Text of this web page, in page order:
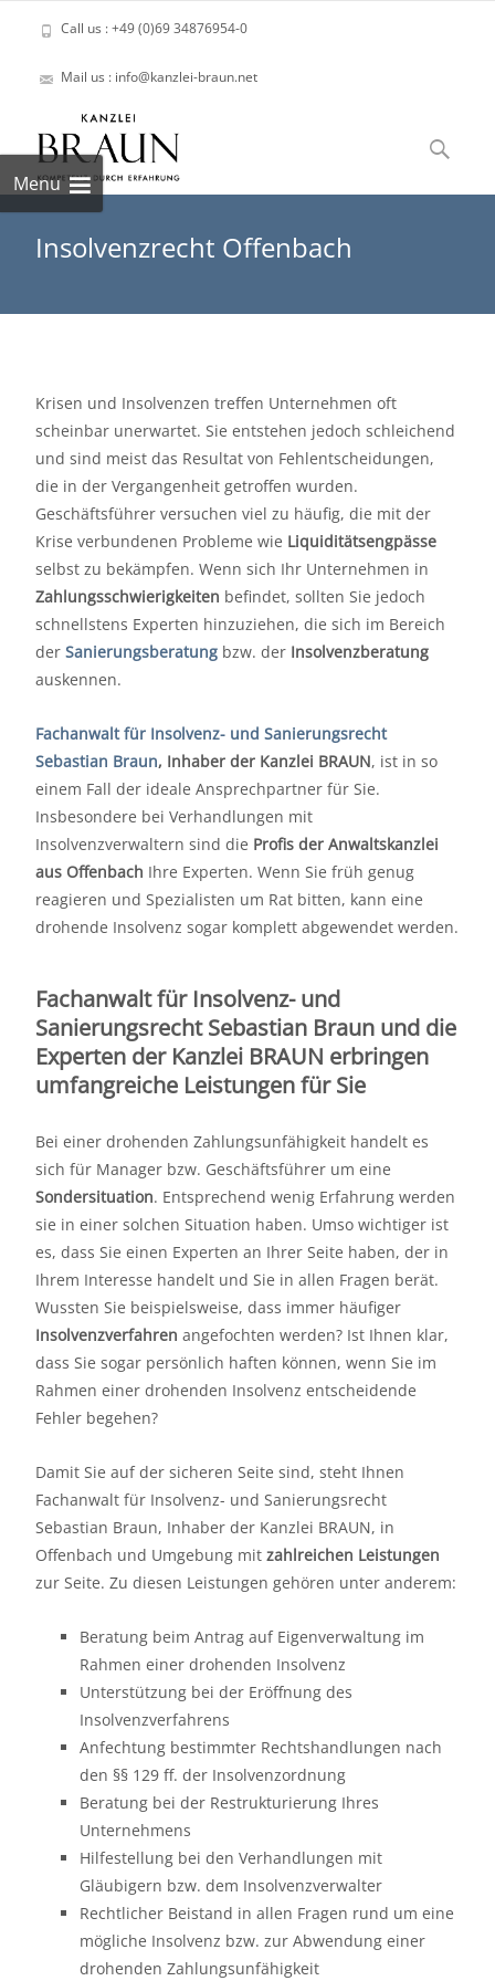
Call us : +49 (0)69 34876954-0
Mail us : info@kanzlei-braun.net
Menu
to
content
Suchen
nach:
Insolvenzrecht Offenbach
Krisen und Insolvenzen treffen Unternehmen oft
scheinbar unerwartet. Sie entstehen jedoch schleichend
und sind meist das Resultat von Fehlentscheidungen,
die in der Vergangenheit getroffen wurden.
Geschäftsführer versuchen viel zu häufig, die mit der
Krise verbundenen Probleme wie Liquiditätsengpässe
selbst zu bekämpfen. Wenn sich Ihr Unternehmen in
Zahlungsschwierigkeiten befindet, sollten Sie jedoch
schnellstens Experten hinzuziehen, die sich im Bereich
der Sanierungsberatung bzw. der Insolvenzberatung
auskennen.
Fachanwalt für Insolvenz- und Sanierungsrecht
Sebastian Braun, Inhaber der Kanzlei BRAUN, ist in so
einem Fall der ideale Ansprechpartner für Sie.
Insbesondere bei Verhandlungen mit
Insolvenzverwaltern sind die Profis der Anwaltskanzlei
aus Offenbach Ihre Experten. Wenn Sie früh genug
reagieren und Spezialisten um Rat bitten, kann eine
drohende Insolvenz sogar komplett abgewendet werden.
Fachanwalt für Insolvenz- und
Sanierungsrecht Sebastian Braun und die
Experten der Kanzlei BRAUN erbringen
umfangreiche Leistungen für Sie
Bei einer drohenden Zahlungsunfähigkeit handelt es
sich für Manager bzw. Geschäftsführer um eine
Sondersituation. Entsprechend wenig Erfahrung werden
sie in einer solchen Situation haben. Umso wichtiger ist
es, dass Sie einen Experten an Ihrer Seite haben, der in
Ihrem Interesse handelt und Sie in allen Fragen berät.
Wussten Sie beispielsweise, dass immer häufiger
Insolvenzverfahren angefochten werden? Ist Ihnen klar,
dass Sie sogar persönlich haften können, wenn Sie im
Rahmen einer drohenden Insolvenz entscheidende
Fehler begehen?
Damit Sie auf der sicheren Seite sind, steht Ihnen
Fachanwalt für Insolvenz- und Sanierungsrecht
Sebastian Braun, Inhaber der Kanzlei BRAUN, in
Offenbach und Umgebung mit zahlreichen Leistungen
zur Seite. Zu diesen Leistungen gehören unter anderem:
Beratung beim Antrag auf Eigenverwaltung im
Rahmen einer drohenden Insolvenz
Unterstützung bei der Eröffnung des
Insolvenzverfahrens
Anfechtung bestimmter Rechtshandlungen nach
den §§ 129 ff. der Insolvenzordnung
Beratung bei der Restrukturierung Ihres
Unternehmens
Hilfestellung bei den Verhandlungen mit
Gläubigern bzw. dem Insolvenzverwalter
Rechtlicher Beistand in allen Fragen rund um eine
mögliche Insolvenz bzw. zur Abwendung einer
drohenden Zahlungsunfähigkeit